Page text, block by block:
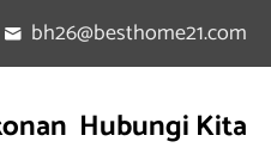
 bh26@besthome21.com
Hubungi Kita